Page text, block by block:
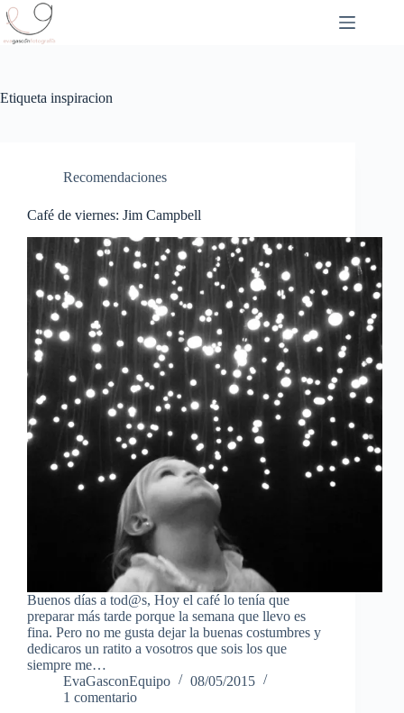
Saltar
al
contenido
Etiqueta inspiracion
Recomendaciones
Café de viernes: Jim Campbell
Buenos días a tod@s, Hoy el café lo tenía que
preparar más tarde porque la semana que llevo es
fina. Pero no me gusta dejar la buenas costumbres y
dedicaros un ratito a vosotros que sois los que
siempre me…
EvaGasconEquipo
08/05/2015
1 comentario